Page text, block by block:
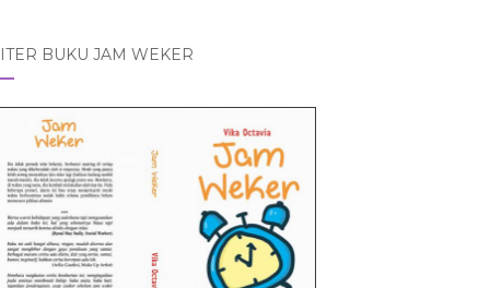
BUKU JAM WEKER